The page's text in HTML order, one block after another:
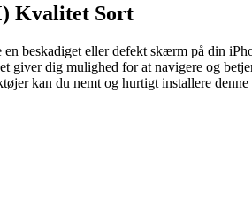
Kvalitet Sort
beskadiget eller defekt skærm på din
dig mulighed for at navigere og
kan du nemt og hurtigt installere